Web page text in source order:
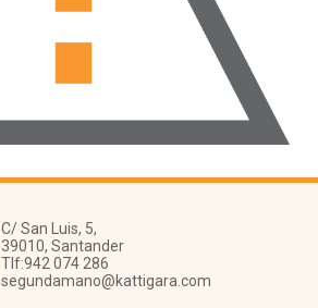
C/ San Luis, 5,
39010, Santander
Tlf:942 074 286
segundamano@kattigara.com